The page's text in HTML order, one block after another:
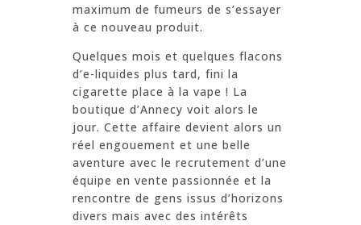
maximum de fumeurs de s’essayer
à ce nouveau produit.
Quelques mois et quelques flacons
d’e-liquides plus tard, fini la
cigarette place à la vape ! La
boutique d’Annecy voit alors le
jour. Cette affaire devient alors un
réel engouement et une belle
aventure avec le recrutement d’une
équipe en vente passionnée et la
rencontre de gens issus d’horizons
divers mais avec des intérêts